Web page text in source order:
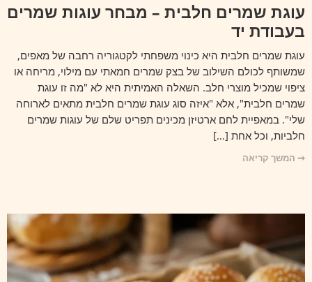
עוגת שמרים חלבית – מבחר עוגות שמרים
בעבודת יד
עוגת שמרים חלבית היא כינוי משפחתי לקטגוריה רחבה של מאפים,
שמשותף לכולם השילוב של בצק שמרים חמאתי עם מילוי, מריחה או
ציפוי שמכיל מוצרי חלב. השאלה האמיתית היא לא "מה זו עוגת
שמרים חלבית", אלא "איזה סוג עוגת שמרים חלבית מתאים לארוחה
שלי". במאפיית לחם ארטיזן מכינים תפריט שלם של עוגות שמרים
חלביות, וכל אחת […]
➞ המשך קריאה